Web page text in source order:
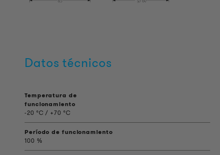
Datos técnicos
Temperatura de
funcionamiento
-20 °C / +70 °C
Período de funcionamiento
100 %